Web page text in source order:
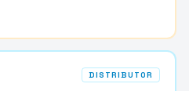
DISTRIBUTOR